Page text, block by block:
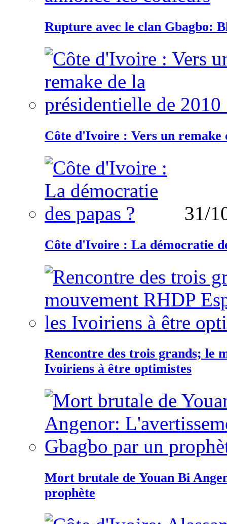
Rupture avec le clan Gbagbo:
Côte d'Ivoire : Vers un remake
31/
Côte d'Ivoire : La démocratie
Rencontre des trois grands; le
Ivoiriens à être optimistes
Mort brutale de Youan Bi
prophète